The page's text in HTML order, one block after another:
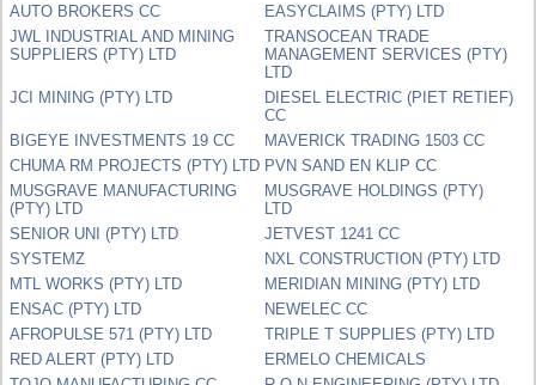
AUTO BROKERS CC
EASYCLAIMS (PTY) LTD
JWL INDUSTRIAL AND MINING
SUPPLIERS (PTY) LTD
TRANSOCEAN TRADE
MANAGEMENT SERVICES (PTY)
LTD
JCI MINING (PTY) LTD
DIESEL ELECTRIC (PIET RETIEF)
CC
BIGEYE INVESTMENTS 19 CC
MAVERICK TRADING 1503 CC
CHUMA RM PROJECTS (PTY) LTD PVN SAND EN KLIP CC
MUSGRAVE MANUFACTURING
(PTY) LTD
MUSGRAVE HOLDINGS (PTY)
LTD
SENIOR UNI (PTY) LTD
JETVEST 1241 CC
SYSTEMZ
NXL CONSTRUCTION (PTY) LTD
MTL WORKS (PTY) LTD
MERIDIAN MINING (PTY) LTD
ENSAC (PTY) LTD
NEWELEC CC
AFROPULSE 571 (PTY) LTD
TRIPLE T SUPPLIES (PTY) LTD
RED ALERT (PTY) LTD
ERMELO CHEMICALS